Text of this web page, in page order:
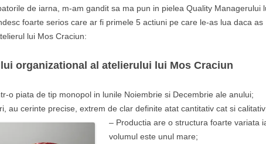
de iarna, m-am gandit sa ma pun in pielea Quality Managerului
foarte serios care ar fi primele 5 actiuni pe care le-as lua daca as
lui Mos Craciun:
organizational al atelierului lui Mos Craciun
o piata de tip monopol in lunile Noiembrie si Decembrie ale anului;
au cerinte precise, extrem de clar definite atat cantitativ cat si
– Productia are o structura foarte variata
volumul este unul mare;